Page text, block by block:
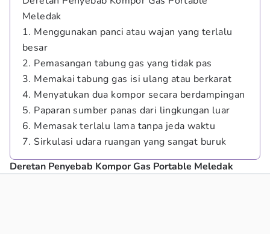
Meledak
1. Menggunakan panci atau wajan yang terlalu
besar
2. Pemasangan tabung gas yang tidak pas
3. Memakai tabung gas isi ulang atau berkarat
4. Menyatukan dua kompor secara berdampingan
5. Paparan sumber panas dari lingkungan luar
6. Memasak terlalu lama tanpa jeda waktu
7. Sirkulasi udara ruangan yang sangat buruk
Deretan Penyebab Kompor Gas Portable Meledak